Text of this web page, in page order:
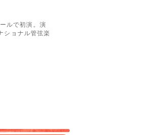
ルで初演。演
ショナル管弦楽